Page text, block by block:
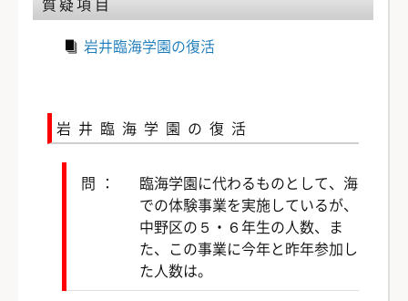
岩井臨海学園の復活
岩井臨海学園の復活
問：
臨海学園に代わるものとして、海
での体験事業を実施しているが、
中野区の５・６年生の人数、ま
た、この事業に今年と昨年参加し
た人数は。